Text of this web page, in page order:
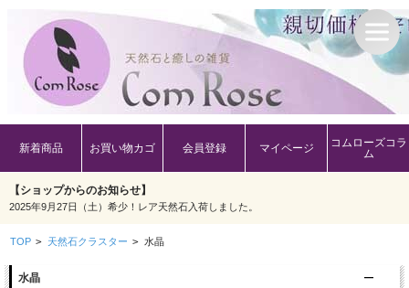
新着商品 お買い物カゴ 会員登録 マイページ
コムローズコラ
ム
【ショップからのお知らせ】
2025年9月27日（土）希少！レア天然石入荷しました。
TOP > 天然石クラスター > 水晶
水晶